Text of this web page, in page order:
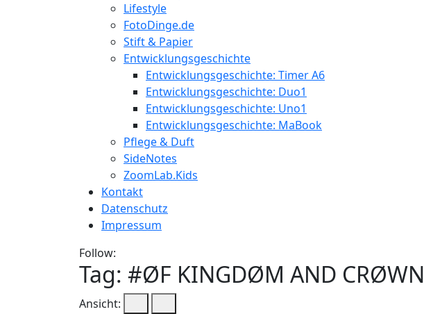
Lifestyle
FotoDinge.de
Stift & Papier
Entwicklungsgeschichte
Entwicklungsgeschichte: Timer A6
Entwicklungsgeschichte: Duo1
Entwicklungsgeschichte: Uno1
Entwicklungsgeschichte: MaBook
Pflege & Duft
SideNotes
ZoomLab.Kids
Kontakt
Datenschutz
Impressum
Follow:
Tag: #ØF KINGDØM AND CRØWN
Ansicht: